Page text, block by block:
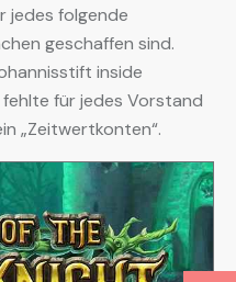
jedes folgende
geschaffen sind.
inside
für jedes Vorstand
„Zeitwertkonten“.